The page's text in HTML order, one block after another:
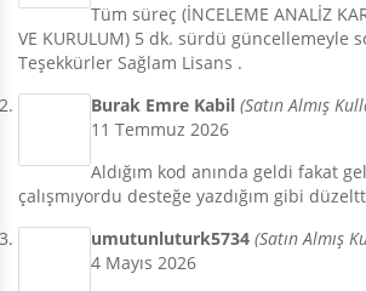
Tüm süreç (İNCELEME ANALİZ
VE KURULUM) 5 dk. sürdü güncellemeyle
Teşekkürler Sağlam Lisans .
Burak Emre Kabil (Satın Almış
11 Temmuz 2026
Aldığım kod anında geldi fakat
çalışmıyordu desteğe yazdığım gibi
umutunluturk5734 (Satın Almış
4 Mayıs 2026